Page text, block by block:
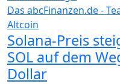
Das abcFinanzen.de -
Altcoin
Solana-Preis
SOL auf dem
Dollar